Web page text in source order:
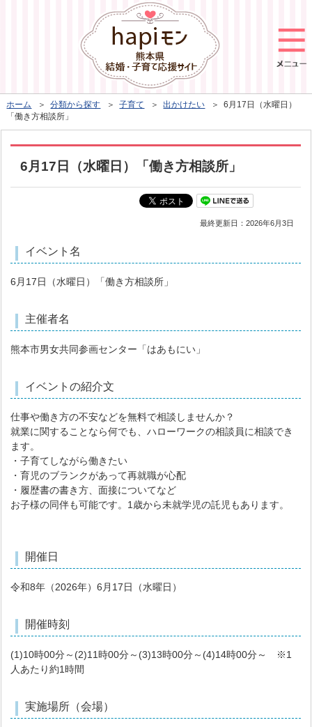
ホーム ＞分類から探す ＞子育て ＞出かけたい ＞ 6月17日（水曜日）
「働き方相談所」
6月17日（水曜日）「働き方相談所」
最終更新日：2026年6月3日
イベント名
6月17日（水曜日）「働き方相談所」
主催者名
熊本市男女共同参画センター「はあもにい」
イベントの紹介文
仕事や働き方の不安などを無料で相談しませんか？
就業に関することなら何でも、ハローワークの相談員に相談でき
ます。
・子育てしながら働きたい
・育児のブランクがあって再就職が心配
・履歴書の書き方、面接についてなど
お子様の同伴も可能です。1歳から未就学児の託児もあります。
開催日
令和8年（2026年）6月17日（水曜日）
開催時刻
(1)10時00分～(2)11時00分～(3)13時00分～(4)14時00分～ ※1
人あたり約1時間
実施場所（会場）